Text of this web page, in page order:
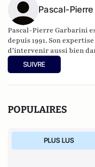
Pascal-
Pascal-Pierre Garbarini
depuis 1991. Son
d’intervenir aussi bien
seront renvoyées devant
criminelle que dans les
organisée. Il accompagne
suspectés d’avoir
SUIVRE
POPULAIRES
PLUS LUS